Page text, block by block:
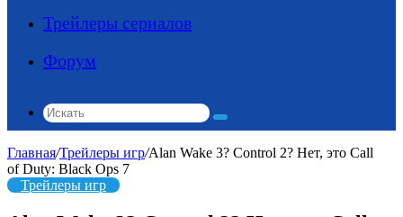
Трейлеры сериалов
Форум
Искать
Главная/Трейлеры игр/Alan Wake 3? Control 2? Нет, это Call
of Duty: Black Ops 7
Трейлеры игр